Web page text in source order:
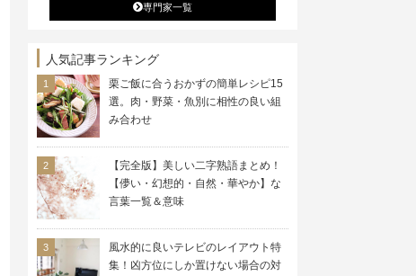
ではなく「働く」「遊ぶ」「学ぶ」「旅
する」といった領域でも、暮らしや生き
専門家一覧
人気記事ランキング
栗ご飯に合うおかずの簡単レシピ15
選。肉・野菜・魚別に相性の良い組
み合わせ
【完全版】美しい二字熟語まとめ！
【儚い・幻想的・自然・華やか】な
言葉一覧＆意味
風水的に良いテレビのレイアウト特
集！凶方位にしか置けない場合の対